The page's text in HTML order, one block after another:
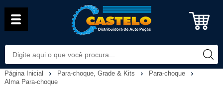
Página Inicial Para-choque, Grade & Kits
Para-choque
Alma Para-choque